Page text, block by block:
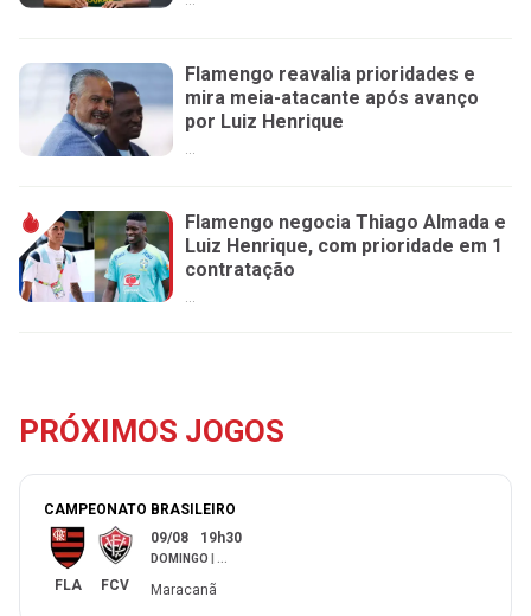
Flamengo reavalia prioridades e
mira meia-atacante após avanço
por Luiz Henrique
Flamengo negocia Thiago Almada e
Luiz Henrique, com prioridade em 1
contratação
...
PRÓXIMOS JOGOS
CAMPEONATO BRASILEIRO
FLA FCV
09/08 19h30
DOMINGO ...
Maracanã